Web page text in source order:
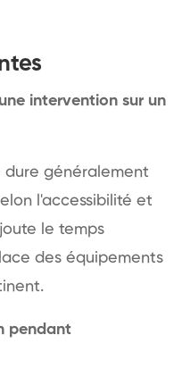
intervention sur un
dure généralement
l'accessibilité et
le temps
des équipements
pendant